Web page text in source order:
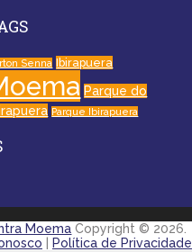
Senna Ibirapuera
Parque do
Parque Ibirapuera
Moema Copyright © 2026.
Política de Privacidade